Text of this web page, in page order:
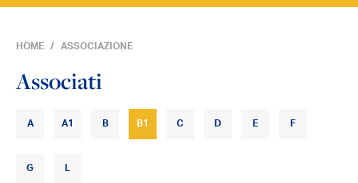
HOME ASSOCIAZIONE
Associati
A A1 B B1 C D E F
G L